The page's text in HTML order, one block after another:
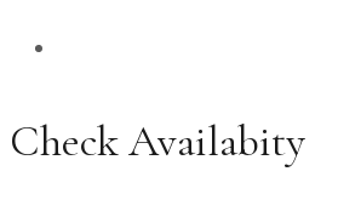
Check Availabity